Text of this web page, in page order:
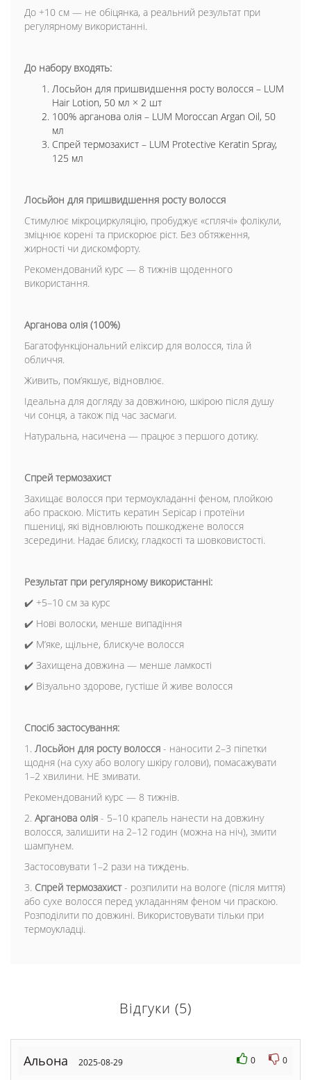
До +10 см — не обіцянка, а реальний результат при
регулярному використанні.
До набору входять:
Лосьйон для пришвидшення росту волосся – LUM
Hair Lotion, 50 мл × 2 шт
100% арганова олія – LUM Moroccan Argan Oil, 50
мл
Спрей термозахист – LUM Protective Keratin Spray,
125 мл
Лосьйон для пришвидшення росту волосся
Стимулює мікроциркуляцію, пробуджує «сплячі» фолікули,
зміцнює корені та прискорює ріст. Без обтяження,
жирності чи дискомфорту.
Рекомендований курс — 8 тижнів щоденного
використання.
Арганова олія (100%)
Багатофункціональний еліксир для волосся, тіла й
обличчя.
Живить, пом’якшує, відновлює.
Ідеальна для догляду за довжиною, шкірою після душу
чи сонця, а також під час засмаги.
Натуральна, насичена — працює з першого дотику.
Спрей термозахист
Захищає волосся при термоукладанні феном, плойкою
або праскою. Містить кератин Sepicap і протеїни
пшениці, які відновлюють пошкоджене волосся
зсередини. Надає блиску, гладкості та шовковистості.
Результат при регулярному використанні:
✔️ +5–10 см за курс
✔️ Нові волоски, менше випадіння
✔️ Мʼяке, щільне, блискуче волосся
✔️ Захищена довжина — менше ламкості
✔️ Візуально здорове, густіше й живе волосся
Спосіб застосування:
1. Лосьйон для росту волосся - наносити 2–3 піпетки
щодня (на суху або вологу шкіру голови), помасажувати
1–2 хвилини. НЕ змивати.
Рекомендований курс — 8 тижнів.
2. Арганова олія - 5–10 крапель нанести на довжину
волосся, залишити на 2–12 годин (можна на ніч), змити
шампунем.
Застосовувати 1–2 рази на тиждень.
3. Спрей термозахист- розпилити на вологе (після миття)
або сухе волосся перед укладанням феном чи праскою.
Розподілити по довжині. Використовувати тільки при
термоукладці.
Відгуки (5)
Альона 2025-08-29 0 0